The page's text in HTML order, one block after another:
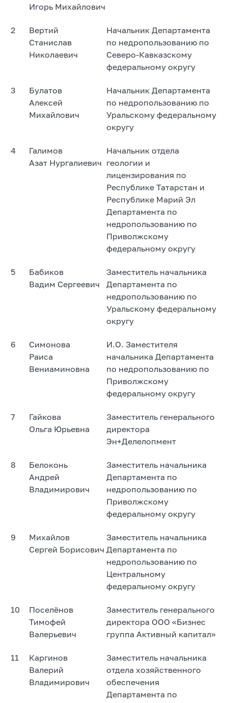
Игорь Михайлович
2
Вертий
Станислав
Николаевич
Начальник Департамента
по недропользованию по
Северо-Кавказскому
федеральному округу
3
Булатов
Алексей
Михайлович
Начальник Департамента
по недропользованию по
Уральскому федеральному
округу
4
Галимов
Азат Нургалиевич
Начальник отдела
геологии и
лицензирования по
Республике Татарстан и
Республике Марий Эл
Департамента по
недропользованию по
Приволжскому
федеральному округу
5
Бабиков
Вадим Сергеевич
Заместитель начальника
Департамента по
недропользованию по
Уральскому федеральному
округу
6
Симонова
Раиса
Вениаминовна
И.О. Заместителя
начальника Департамента
по недропользованию по
Приволжскому
федеральному округу
7
Гайкова
Ольга Юрьевна
Заместитель генерального
директора
Эн+Делелопмент
8
Белоконь
Андрей
Владимирович
Заместитель начальника
Департамента по
недропользованию по
Приволжскому
федеральному округу
9
Михайлов
Сергей Борисович
Заместитель начальника
Департамента по
недропользованию по
Центральному
федеральному округу
10
Поселёнов
Тимофей
Валерьевич
Заместитель генерального
директора ООО «Бизнес
группа Активный капитал»
11
Каргинов
Валерий
Владимирович
Заместитель начальника
отдела хозяйственного
обеспечения
Департамента по